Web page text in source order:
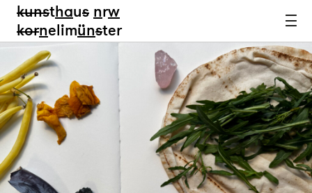
kunsthaus nrw
kornelimünster